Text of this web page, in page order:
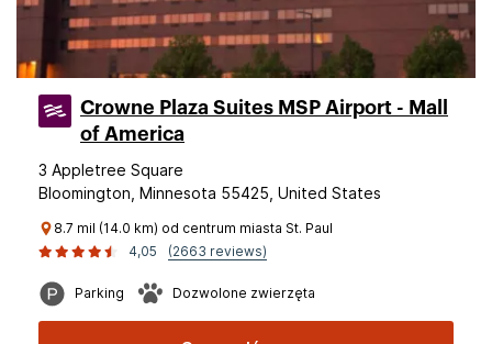
Crowne Plaza Suites MSP Airport - Mall
of America
3 Appletree Square
Bloomington, Minnesota 55425, United States
8.7 mil (14.0 km) od centrum miasta St. Paul
4,05
(2663 reviews)
Parking Dozwolone zwierzęta